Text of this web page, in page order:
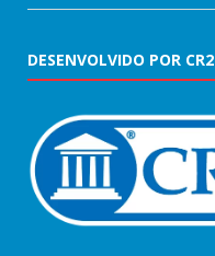
DESENVOLVIDO POR CR2